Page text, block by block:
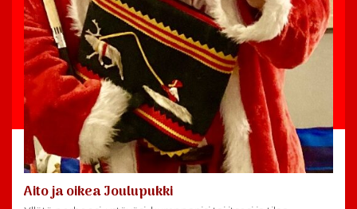
Aito ja oikea Joulupukki